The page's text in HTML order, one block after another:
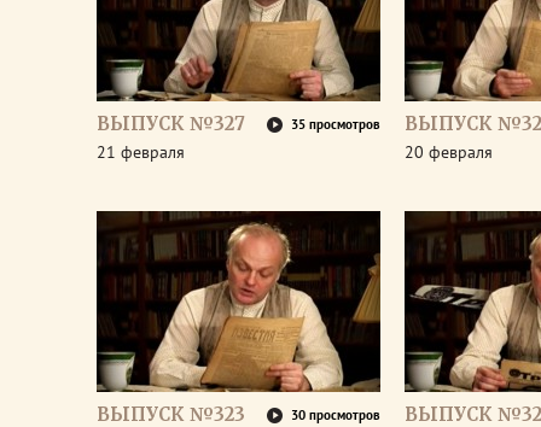
ВЫПУСК №327 35 просмотров
21 февраля
ВЫПУСК
20 февраля
ВЫПУСК №323 30 просмотров ВЫПУСК